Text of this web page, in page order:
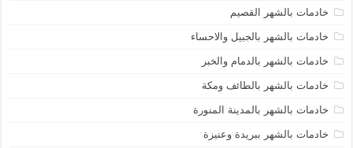
خادمات بالشهر القصيم
خادمات بالشهر بالجبيل والاحساء
خادمات بالشهر بالدمام والخبر
خادمات بالشهر بالطائف ومكة
خادمات بالشهر بالمدينة المنورة
خادمات بالشهر ببريدة وعنيزة